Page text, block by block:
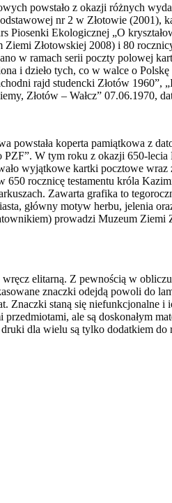
powstało z okazji różnych
nr 2 w Złotowie (2001),
Piosenki Ekologicznej „O
Złotowskiej 2008) i 80
w ramach serii poczty polowej
i dzieło tych, co w walce o
rajd studencki Złotów
Złotów – Wałcz”
powstała koperta pamiątkowa z
W tym roku z okazji 650-
wyjątkowe kartki pocztowe
rocznicę testamentu króla
Zawarta grafika to
główny motyw herbu, jelenia
prowadzi Muzeum
elitarną. Z pewnością w
znaczki odejdą powoli do
Znaczki staną się niefunkcjonalne
ale są doskonałym
dla wielu są tylko dodatkiem do